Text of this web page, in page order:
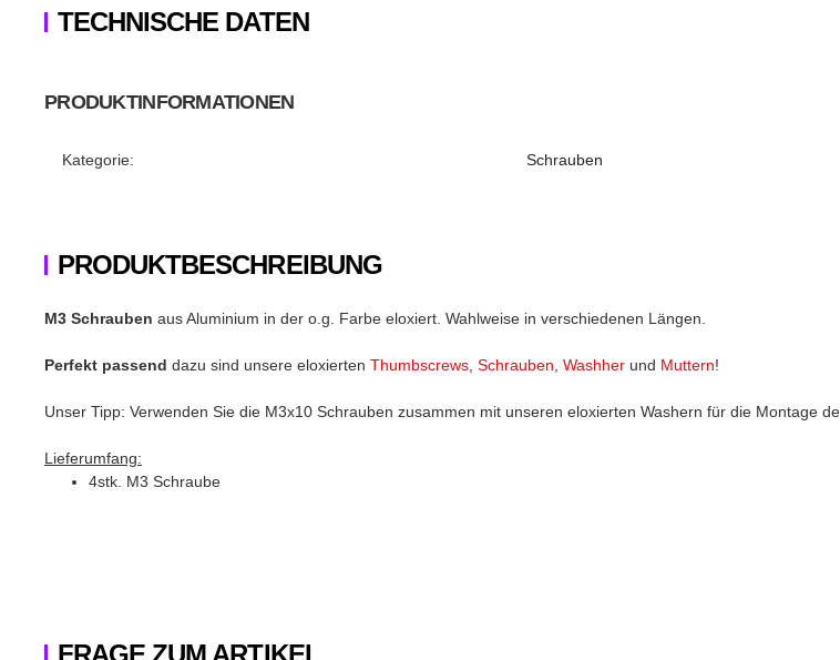
TECHNISCHE DATEN
PRODUKTINFORMATIONEN
Produkteigenschaft
Wert
Kategorie: Schrauben
PRODUKTBESCHREIBUNG
M3 Schrauben aus Aluminium in der o.g. Farbe eloxiert. Wahlweise in verschiedenen Längen.
Perfekt passend dazu sind unsere eloxierten Thumbscrews Schrauben Washher und Muttern!
Unser Tipp: Verwenden Sie die M3x10 Schrauben zusammen mit unseren eloxierten Washern für die Montage
Lieferumfang:
4stk. M3 Schraube